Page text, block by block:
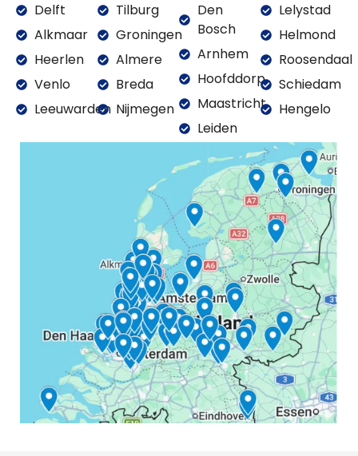
Delft
Alkmaar
Heerlen
Venlo
Leeuwarden
Tilburg
Groningen
Almere
Breda
Nijmegen
Den
Bosch
Arnhem
Hoofddorp
Maastricht
Leiden
Lelystad
Helmond
Roosendaal
Schiedam
Hengelo